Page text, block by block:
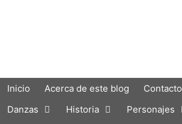
Inicio Acerca de este blog Contacto
Danzas
Historia
Personajes